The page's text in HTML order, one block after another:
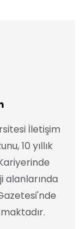
İletişim
10 yıllık
alanlarında